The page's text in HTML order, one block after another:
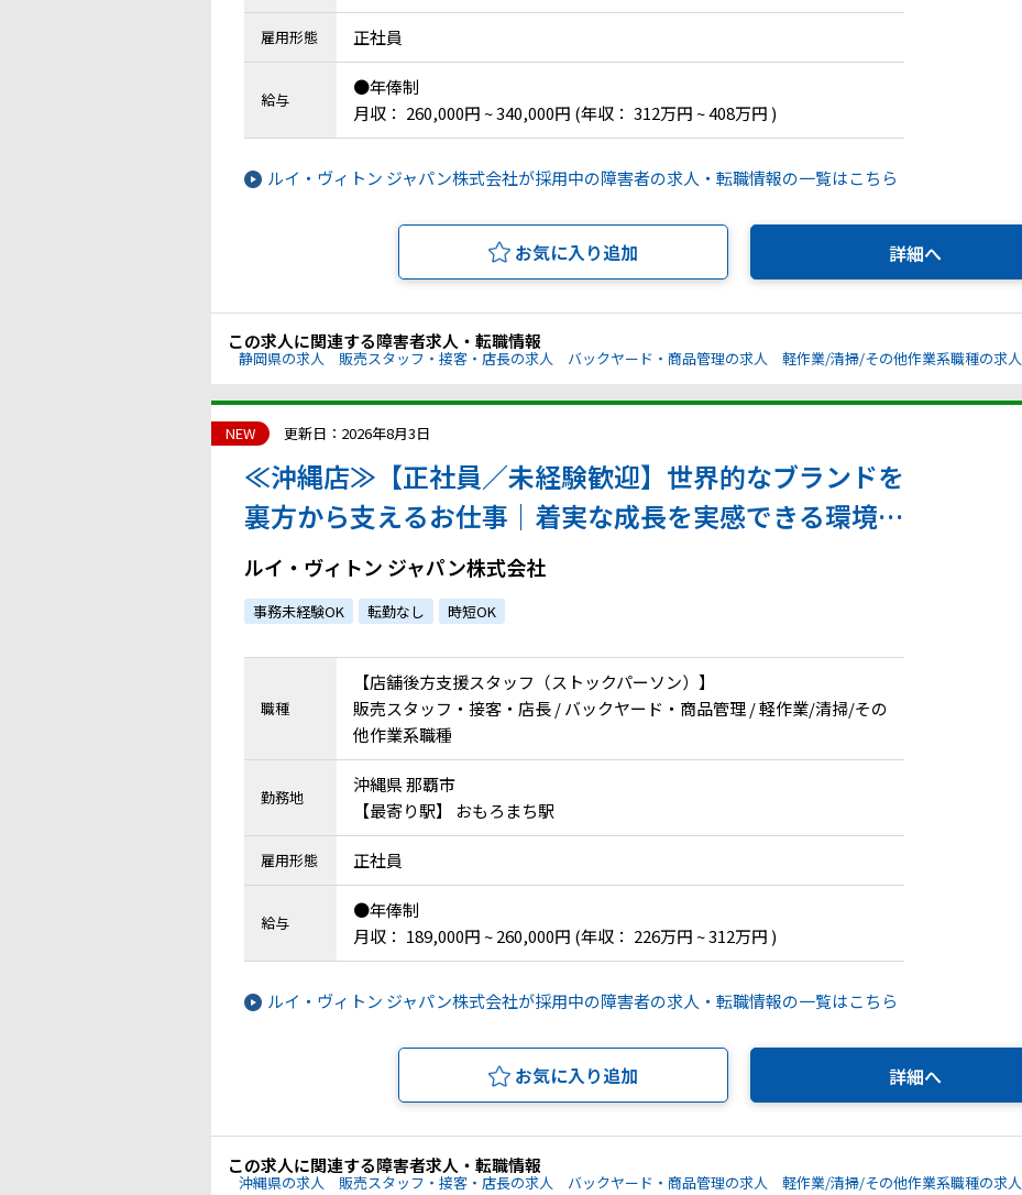
雇用形態 正社員
給与
●年俸制
月収： 260,000円 ~ 340,000円 (年収： 312万円 ~ 408万円 )
ルイ・ヴィトン ジャパン株式会社が採用中の障害者の求人・転職情報の一覧はこちら
お気に入り追加 詳細へ
この求人に関連する障害者求人・転職情報
静岡県の求人 販売スタッフ・接客・店長の求人 バックヤード・商品管理の求人 軽作業/清掃/その他作業系職種の求人
NEW 更新日：2026年8月3日
≪沖縄店≫【正社員／未経験歓迎】世界的なブランドを
裏方から支えるお仕事｜着実な成長を実感できる環境で
す！｜atGPからの採用実績あり
ルイ・ヴィトン ジャパン株式会社
事務未経験OK 転勤なし 時短OK
職種
【店舗後方支援スタッフ（ストックパーソン）】
販売スタッフ・接客・店長 / バックヤード・商品管理 / 軽作業/清掃/その
他作業系職種
勤務地
沖縄県 那覇市
【最寄り駅】 おもろまち駅
雇用形態 正社員
給与
●年俸制
月収： 189,000円 ~ 260,000円 (年収： 226万円 ~ 312万円 )
ルイ・ヴィトン ジャパン株式会社が採用中の障害者の求人・転職情報の一覧はこちら
お気に入り追加 詳細へ
この求人に関連する障害者求人・転職情報
沖縄県の求人 販売スタッフ・接客・店長の求人 バックヤード・商品管理の求人 軽作業/清掃/その他作業系職種の求人